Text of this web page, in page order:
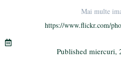
r a
m
ail
Mai multe
https://www.flickr.com/
Published miercuri,